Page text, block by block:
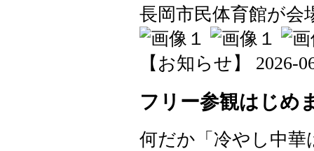
長岡市民体育館が
【お知らせ】 2026-
フリー参観はじめ
何だか「冷やし中